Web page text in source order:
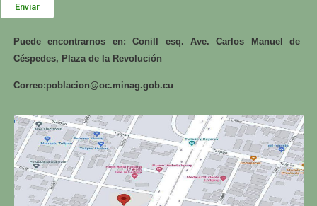
Enviar
Puede encontrarnos en: Conill esq. Ave. Carlos Manuel de
Céspedes, Plaza de la Revolución
Correo:poblacion@oc.minag.gob.cu